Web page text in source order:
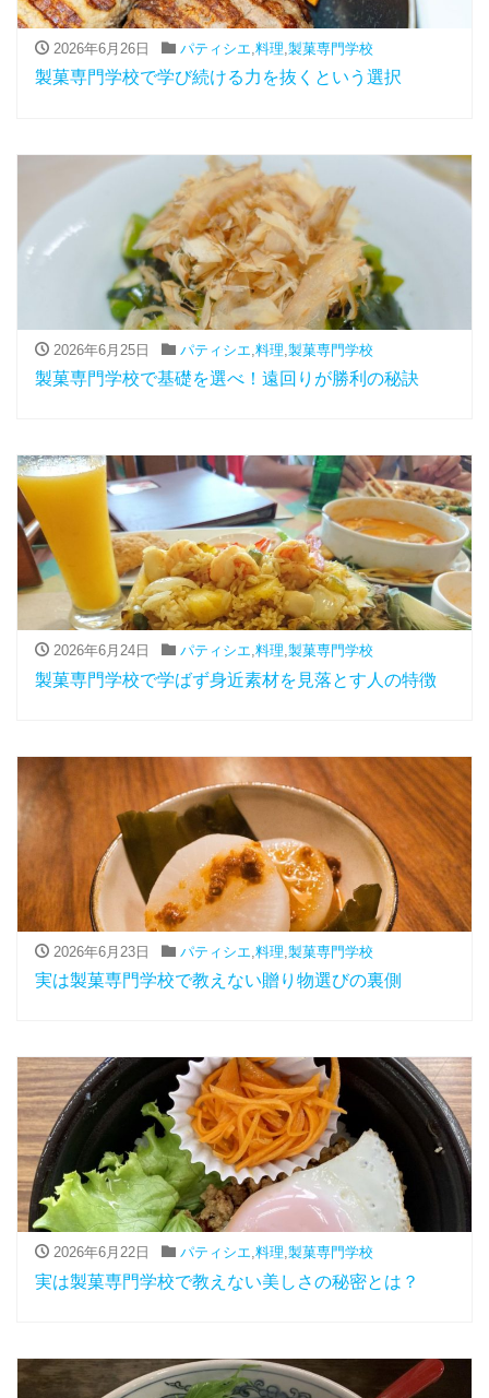
2026年6月26日 パティシエ,料理,製菓専門学校
製菓専門学校で学び続ける力を抜くという選択
2026年6月25日 パティシエ 料理 製菓専門学校
製菓専門学校で基礎を選べ！遠回りが勝利の秘訣
2026年6月24日 パティシエ,料理,製菓専門学校
製菓専門学校で学ばず身近素材を見落とす人の特徴
2026年6月23日 パティシエ 料理 製菓専門学校
実は製菓専門学校で教えない贈り物選びの裏側
2026年6月22日 パティシエ,料理,製菓専門学校
実は製菓専門学校で教えない美しさの秘密とは？